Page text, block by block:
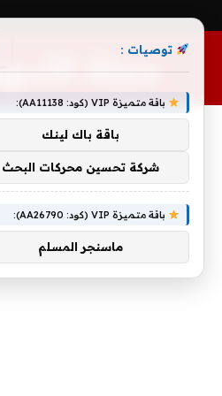
مجلة
توصيات :
باقة متميزة VIP (كود: AA11138):
باقة باك لينك
شركة تحسين محركات البحث
باقة متميزة VIP (كود: AA26790):
ماسنجر المسلم